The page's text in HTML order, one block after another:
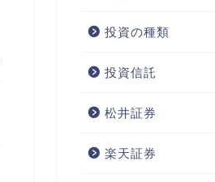
投資の種類
投資信託
松井証券
楽天証券